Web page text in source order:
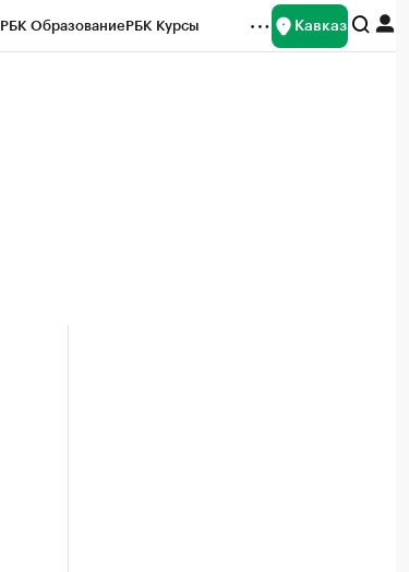
РБК ОбразованиеРБК Курсы Кавказ